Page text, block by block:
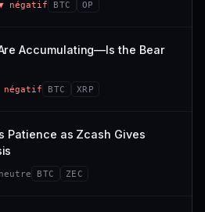
+0,1 %
#29
1 464 $
−3,6 %
#102
négatif BTC OP
Accumulating—Is the Bear
négatif BTC XRP
Patience as Zcash Gives
BTC ZEC